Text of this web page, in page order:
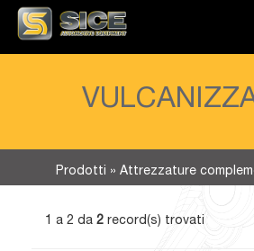
Prodotti » Attrezzature
1 a 2 da 2 record(s) trovati